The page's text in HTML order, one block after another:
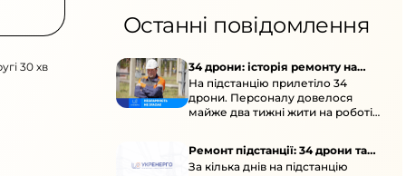
30 хв
Останні повідомлення
34 дрони: історія ремонту на
підстанції
На підстанцію прилетіло 34
дрони. Персоналу довелося
майже два тижні жити на роботі
Ремонт підстанції: 34 дрони та
окупація
За кілька днів на підстанцію